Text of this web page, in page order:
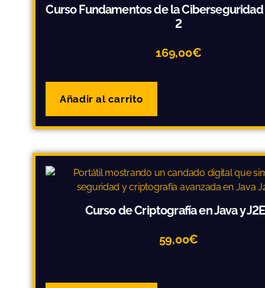
Curso Fundamentos de la
2
169,00€
Añadir al carrito
Curso de Criptografía en Java y
59,00€